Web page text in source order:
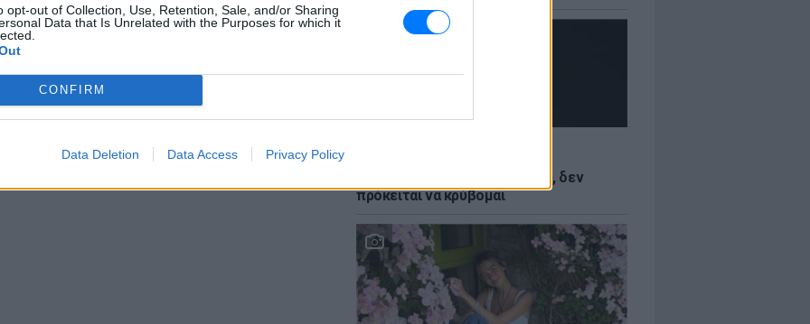
opt-out of Collection, Use, Retention, Sale, and/or Sharing
Data that Is Unrelated with the Purposes for which it
CONFIRM
Data Deletion Data Access Privacy Policy
ασχολούνται με το δέρμα μου, δεν
πρόκειται να κρύβομαι
C δεν θα σας εμποδίσει να
κρυολογήσει, η βιταμίνη C θα μπορούσε
γρηγορότερα.